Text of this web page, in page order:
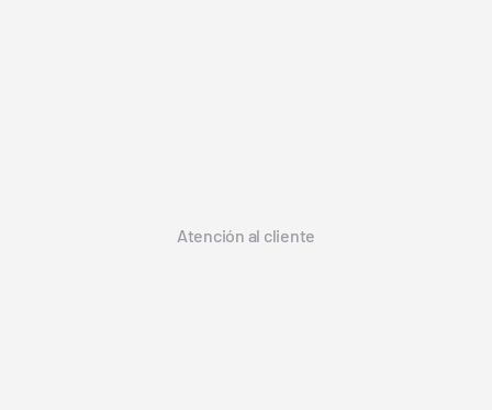
Atención al cliente